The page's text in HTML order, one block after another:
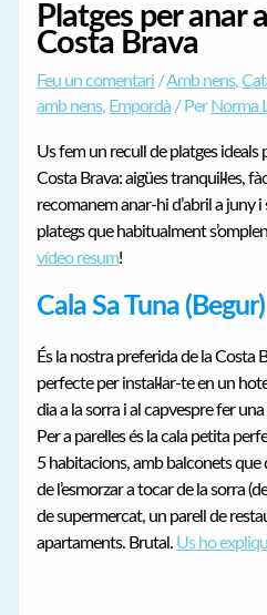
Platges per anar
Costa Brava
Feu un comentari /Amb nens,
amb nens, Empordà / Per Norma
Us fem un recull de platges ideals
Costa Brava: aigües tranquil·les,
recomanem anar-hi d’abril a juny
plategs que habitualment
vídeo resum!
Cala Sa Tuna (Begur)
És la nostra preferida de la Costa
perfecte per instal·lar-te en un
dia a la sorra i al capvespre fer
Per a parelles és la cala petita
5 habitacions, amb balconets que
de l’esmorzar a tocar de la sorra
de supermercat, un parell de
apartaments. Brutal. Us ho